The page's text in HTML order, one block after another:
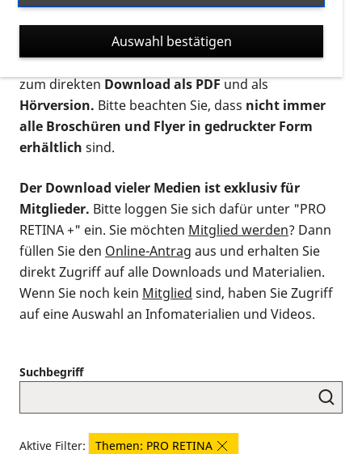
suchen. Die meisten Flyer und Broschüren werden in
verschiedenen Formaten angeboten: zur
postalischen Bestellung als gedruckte Variante
zum direktenDownload als PDFund als
Hörversion. Bitte beachten Sie, dass nicht immer
alle Broschüren und Flyer in gedruckter Form
erhältlich sind.
Der Download vieler Medien ist exklusiv für
Mitglieder. Bitte loggen Sie sich dafür unter "PRO
RETINA +" ein. Sie möchten Mitglied werden? Dann
füllen Sie den Online-Antrag aus und erhalten Sie
direkt Zugriff auf alle Downloads und Materialien.
Wenn Sie noch kein Mitglied sind, haben Sie Zugriff
auf eine Auswahl an Infomaterialien und Videos.
Suchbegriff
Aktive Filter:
Themen: PRO RETINA
Auswahl bestätigen